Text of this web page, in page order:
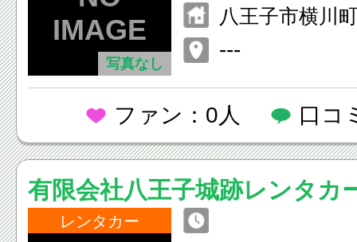
写真なし
八王子市横川
---
ファン：0人 口コ
有限会社八王子城跡レンタカ
レンタカー